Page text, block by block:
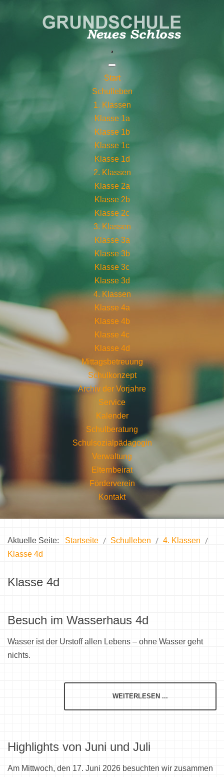
Start
Schulleben
1. Klassen
Klasse 1a
Klasse 1b
Klasse 1c
Klasse 1d
2. Klassen
Klasse 2a
Klasse 2b
Klasse 2c
3. Klassen
Klasse 3a
Klasse 3b
Klasse 3c
Klasse 3d
4. Klassen
Klasse 4a
Klasse 4b
Klasse 4c
Klasse 4d
Mittagsbetreuung
Schulkonzept
Archiv der Vorjahre
Service
Kalender
Schulberatung
Schulsozialpädagogin
Verwaltung
Elternbeirat
Förderverein
Kontakt
Aktuelle Seite: Startseite Schulleben
4. Klassen
Klasse 4d
Klasse 4d
Besuch im Wasserhaus 4d
Wasser ist der Urstoff allen Lebens – ohne Wasser geht
nichts.
WEITERLESEN ...
Highlights von Juni und Juli
Am Mittwoch, den 17. Juni 2026 besuchten wir zusammen